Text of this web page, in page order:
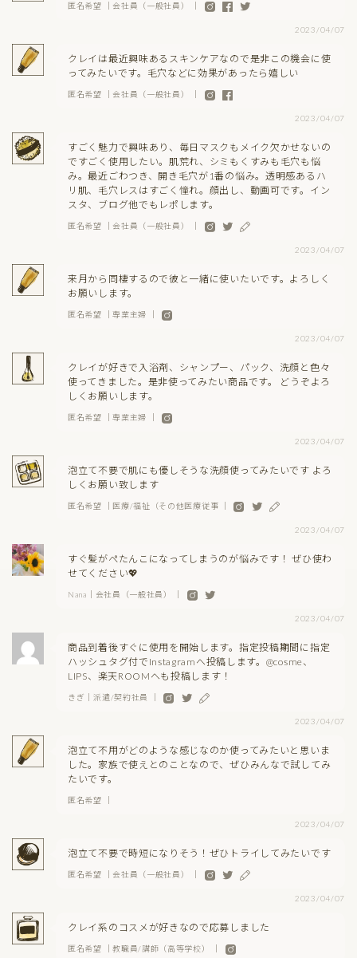
匿名希望 ｜会社員（一般社員） ｜
2023/04/07
クレイは最近興味あるスキンケアなので是非この機会に使
ってみたいです。毛穴などに効果があったら嬉しい
匿名希望 ｜会社員（一般社員） ｜
2023/04/07
すごく魅力で興味あり、毎日マスクもメイク欠かせないの
ですごく使用したい。肌荒れ、シミもくすみも毛穴も悩
み。最近ごわつき、開き毛穴が1番の悩み。透明感あるハ
リ肌、毛穴レスはすごく憧れ。顔出し、動画可です。イン
スタ、ブログ他でもレポします。
匿名希望 ｜会社員（一般社員） ｜
2023/04/07
来月から同棲するので彼と一緒に使いたいです。よろしく
お願いします。
匿名希望 ｜専業主婦 ｜
2023/04/07
クレイが好きで入浴剤、シャンプー、パック、洗顔と色々
使ってきました。是非使ってみたい商品です。 どうぞよろ
しくお願いします。
匿名希望 ｜専業主婦 ｜
2023/04/07
泡立て不要で肌にも優しそうな洗顔使ってみたいです よろ
しくお願い致します
匿名希望 ｜医療/福祉（その他医療従事 ｜
2023/04/07
すぐ髪がぺたんこになってしまうのが悩みです！ ぜひ使わ
せてください💖
Nana｜会社員（一般社員） ｜
2023/04/07
商品到着後すぐに使用を開始します。指定投稿期間に指定
ハッシュタグ付でInstagramへ投稿します。@cosme、
LIPS、楽天ROOMへも投稿します！
きぎ｜派遣/契約社員 ｜
2023/04/07
泡立て不用がどのような感じなのか使ってみたいと思いま
した。家族で使えとのことなので、ぜひみんなで試してみ
たいです。
匿名希望 ｜
2023/04/07
泡立て不要で時短になりそう！ぜひトライしてみたいです
匿名希望 ｜会社員（一般社員） ｜
2023/04/07
クレイ系のコスメが好きなので応募しました
匿名希望 ｜教職員/講師（高等学校） ｜